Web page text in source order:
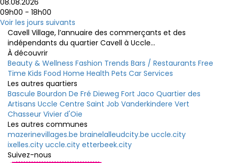
08.08.2026
09h00 - 18h00
Voir les jours suivants
Cavell Village, l’annuaire des commerçants et des
indépendants du quartier Cavell à Uccle...
À découvrir
Beauty & Wellness Fashion Trends Bars / Restaurants Free
Time Kids Food Home Health Pets Car Services
Les autres quartiers
Bascule Bourdon De Fré Dieweg Fort Jaco Quartier des
Artisans Uccle Centre Saint Job Vanderkindere Vert
Chasseur Vivier d'Oie
Les autres communes
mazerinevillages.be brainelalleudcity.be uccle.city
ixelles.city uccle.city etterbeek.city
Suivez-nous